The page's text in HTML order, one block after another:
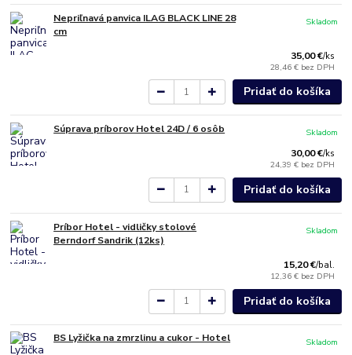
Nepriľnavá panvica ILAG BLACK LINE 28
cm
35,00 €/ks
28,46 € bez DPH
Skladom
Pridať do košíka
Súprava príborov Hotel 24D / 6 osôb
30,00 €/ks
24,39 € bez DPH
Skladom
Pridať do košíka
Príbor Hotel - vidličky stolové
Berndorf Sandrik (12ks)
15,20 €/bal.
12,36 € bez DPH
Skladom
Pridať do košíka
BS Lyžička na zmrzlinu a cukor - Hotel
Skladom